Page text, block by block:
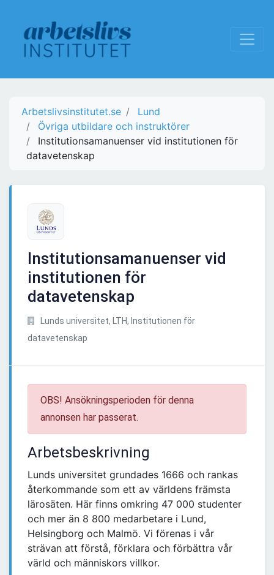
Arbetslivsinstitutet.se
Lund
Övriga utbildare och instruktörer
Institutionsamanuenser vid institutionen för
datavetenskap
Institutionsamanuenser vid
institutionen för
datavetenskap
Lunds universitet, LTH, Institutionen för
datavetenskap
OBS! Ansökningsperioden för denna
annonsen har passerat.
Arbetsbeskrivning
Lunds universitet grundades 1666 och rankas
återkommande som ett av världens främsta
lärosäten. Här finns omkring 47 000 studenter
och mer än 8 800 medarbetare i Lund,
Helsingborg och Malmö. Vi förenas i vår
strävan att förstå, förklara och förbättra vår
värld och människors villkor.